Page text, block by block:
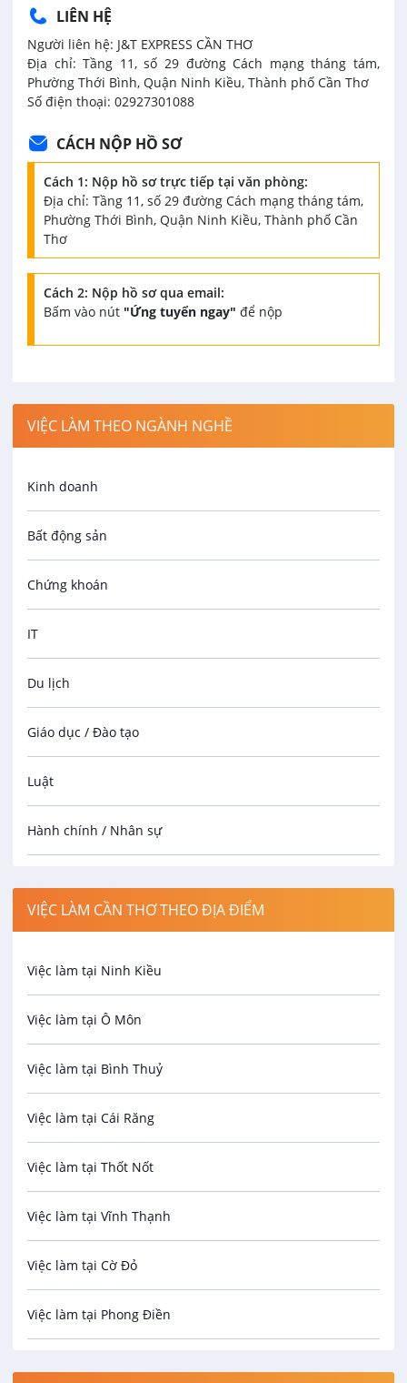
LIÊN HỆ
Người liên hệ: J&T EXPRESS CẦN THƠ
Địa chỉ: Tầng 11, số 29 đường Cách mạng tháng tám,
Phường Thới Bình, Quận Ninh Kiều, Thành phố Cần Thơ
Số điện thoại: 02927301088
CÁCH NỘP HỒ SƠ
Cách 1: Nộp hồ sơ trực tiếp tại văn phòng:
Địa chỉ: Tầng 11, số 29 đường Cách mạng tháng tám,
Phường Thới Bình, Quận Ninh Kiều, Thành phố Cần
Thơ
Cách 2: Nộp hồ sơ qua email:
Bấm vào nút "Ứng tuyển ngay" để nộp
VIỆC LÀM THEO NGÀNH NGHỀ
Kinh doanh
Bất động sản
Chứng khoán
IT
Du lịch
Giáo dục / Đào tạo
Luật
Hành chính / Nhân sự
Spa
Bảo Vệ
An toàn lao động
Bảo hiểm
Biên phiên dịch
Bưu chính viễn thông
Cơ khí
Công nghệ sinh học
Công nghệ thực phẩm
Điện / Điện tử / Điện lạnh
VIỆC LÀM CẦN THƠ THEO ĐỊA ĐIỂM
Việc làm tại Ninh Kiều
Việc làm tại Ô Môn
Việc làm tại Bình Thuỷ
Việc làm tại Cái Răng
Việc làm tại Thốt Nốt
Việc làm tại Vĩnh Thạnh
Việc làm tại Cờ Đỏ
Việc làm tại Phong Điền